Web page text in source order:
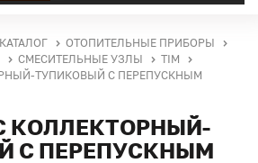
КАТАЛОГ
ОТОПИТЕЛЬНЫЕ ПРИБОРЫ
СМЕСИТЕЛЬНЫЕ УЗЛЫ
TIM
ТУПИКОВЫЙ С ПЕРЕПУСКНЫМ
КОЛЛЕКТОРНЫЙ-
С ПЕРЕПУСКНЫМ